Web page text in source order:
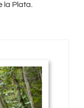
la Plata.